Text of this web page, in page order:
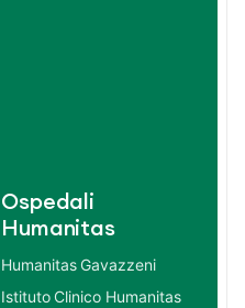
Ospedali
Humanitas
Humanitas Gavazzeni
Istituto Clinico Humanitas